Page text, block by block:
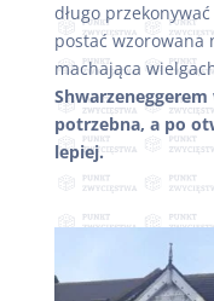
długo
postać wzorowana
machająca
Shwarzeneggerem
potrzebna, a po
lepiej.